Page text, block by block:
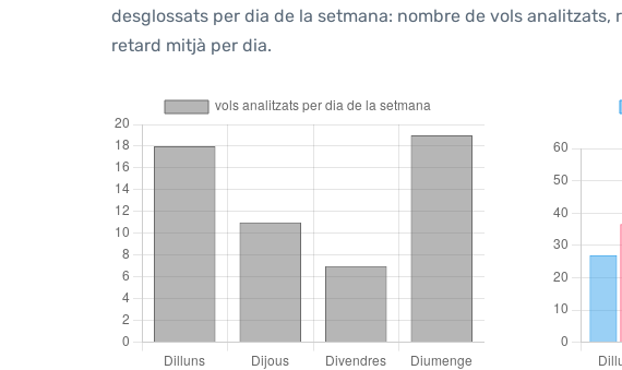
desglossats per dia de la setmana: nombre de vols
retard mitjà per dia.